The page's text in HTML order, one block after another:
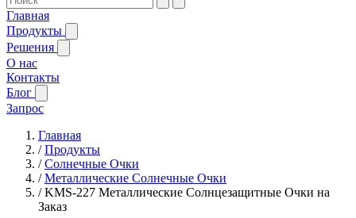
Главная
Продукты
Решения
О нас
Контакты
Блог
Запрос
Главная
/Продукты
/Солнечные Очки
/Металлические Солнечные Очки
/KMS-227 Металлические Солнцезащитные Очки на
Заказ